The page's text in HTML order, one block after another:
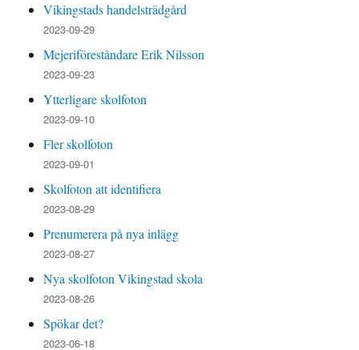
Vikingstads handelsträdgård
2023-09-29
Mejeriföreståndare Erik Nilsson
2023-09-23
Ytterligare skolfoton
2023-09-10
Fler skolfoton
2023-09-01
Skolfoton att identifiera
2023-08-29
Prenumerera på nya inlägg
2023-08-27
Nya skolfoton Vikingstad skola
2023-08-26
Spökar det?
2023-06-18